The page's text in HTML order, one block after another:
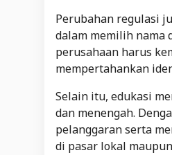
Perubahan regulasi
dalam memilih nama
perusahaan harus
mempertahankan
Selain itu, edukasi
dan menengah.
pelanggaran serta
di pasar lokal